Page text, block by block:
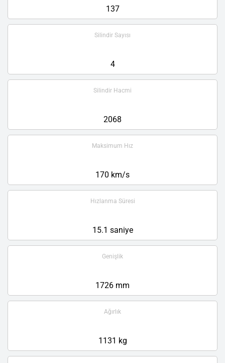
137
Silindir Sayısı
4
Silindir Hacmi
2068
Maksimum Hız
170 km/s
Hızlanma Süresi
15.1 saniye
Genişlik
1726 mm
Ağırlık
1131 kg